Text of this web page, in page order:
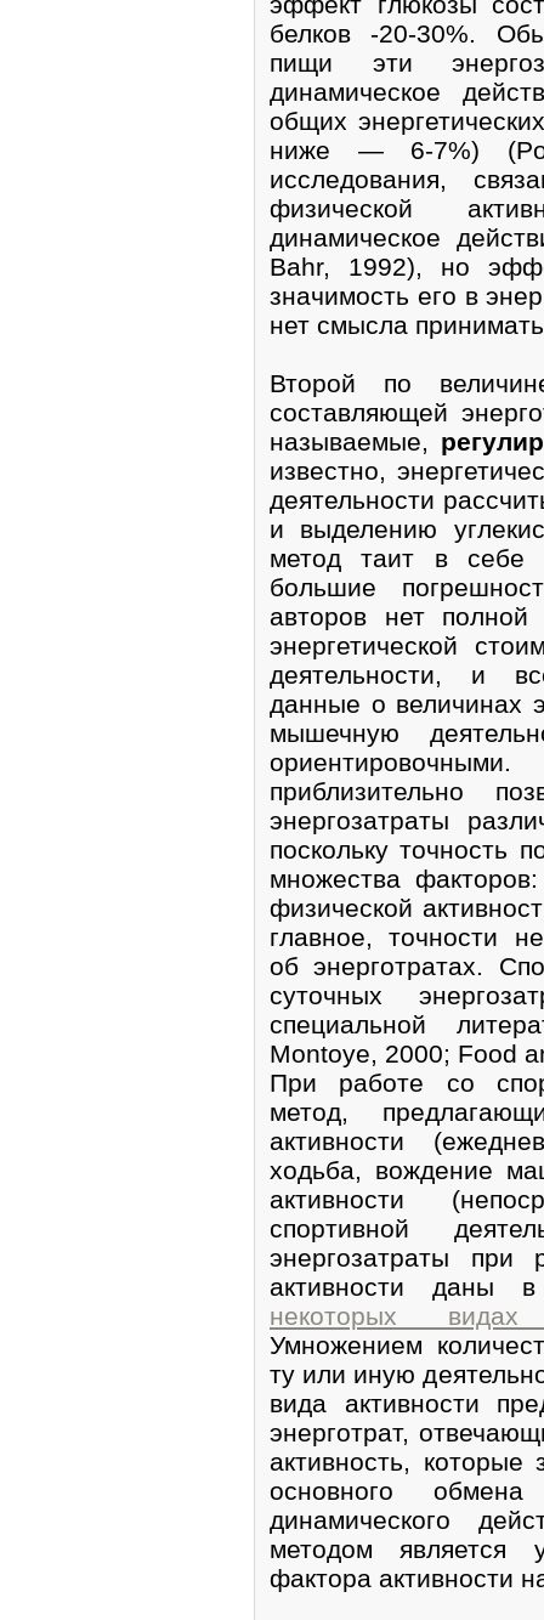
белков -20-30%.
пищи эти
динамическое
общих
ниже — 6-7%)
исследования,
физической
динамическое
Bahr, 1992), но
значимость его в
нет смысла
Второй по
составляющей
называемые,
известно,
деятельности
и выделению
метод таит в себе
большие
авторов нет полной
энергетической
деятельности, и
данные о величинах
мышечную
приблизительно
энергозатраты
поскольку точность
множества
физической
главное, точности
об энерготратах.
суточных
специальной
Montoye, 2000; Food
При работе со
метод,
активности
ходьба, вождение
активности
спортивной
энергозатраты при
активности даны
некоторых видах
Умножением
ту или иную
вида активности
энерготрат,
активность,
основного
динамического
методом является
фактора активности